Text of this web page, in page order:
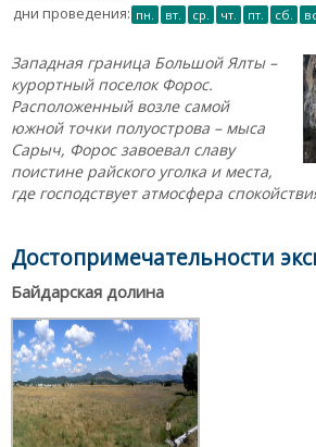
дни проведения: пн. вт. ср. чт. пт. сб.
Западная граница Большой Ялты –
курортный поселок Форос.
Расположенный возле самой
южной точки полуострова – мыса
Сарыч, Форос завоевал славу
поистине райского уголка и места,
где господствует атмосфера
Достопримечательности
Байдарская долина